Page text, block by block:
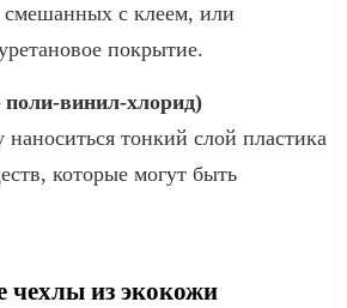
смешанных с клеем, или
покрытие.
винил-хлорид)
тонкий слой пластика
которые могут быть
чехлы из экокожи